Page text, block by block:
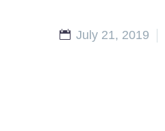
July 21, 2019